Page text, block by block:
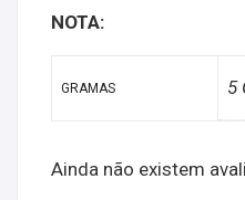
NOTA:
GRAMAS 5
Ainda não existem